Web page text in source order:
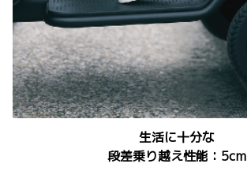
生活に十分な
段差乗り越え性能：5cm